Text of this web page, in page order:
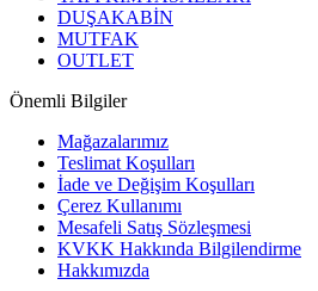
DUŞAKABİN
MUTFAK
OUTLET
Önemli Bilgiler
Mağazalarımız
Teslimat Koşulları
İade ve Değişim Koşulları
Çerez Kullanımı
Mesafeli Satış Sözleşmesi
KVKK Hakkında Bilgilendirme
Hakkımızda